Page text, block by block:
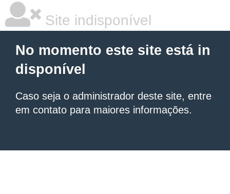
Site indisponível
No momento este site está in
disponível
Caso seja o administrador deste site, entre
em contato para maiores informações.